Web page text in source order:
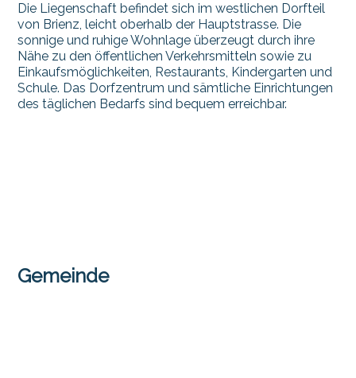
Die Liegenschaft befindet sich im westlichen Dorfteil
von Brienz, leicht oberhalb der Hauptstrasse. Die
sonnige und ruhige Wohnlage überzeugt durch ihre
Nähe zu den öffentlichen Verkehrsmitteln sowie zu
Einkaufsmöglichkeiten, Restaurants, Kindergarten und
Schule. Das Dorfzentrum und sämtliche Einrichtungen
des täglichen Bedarfs sind bequem erreichbar.
Gemeinde